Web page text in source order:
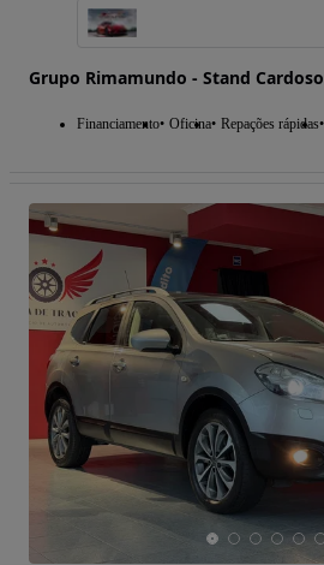
Grupo Rimamundo - Stand Cardoso
Financiamento Oficina Repações rápidas